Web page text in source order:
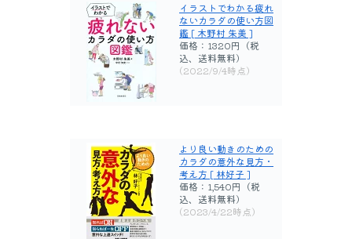
イラストでわかる疲れ
ないカラダの使い方図
鑑 [ 木野村 朱美 ]
価格：1320円（税
込、送料無料)
(2022/9/4時点)
より良い動きのための
カラダの意外な見方・
考え方 [ 林好子 ]
価格：1,540円（税
込、送料無料)
(2023/4/22時点)